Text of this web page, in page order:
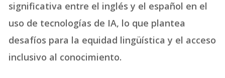
significativa entre el inglés y el español en el
uso de tecnologías de IA, lo que plantea
desafíos para la equidad lingüística y el acceso
inclusivo al conocimiento.